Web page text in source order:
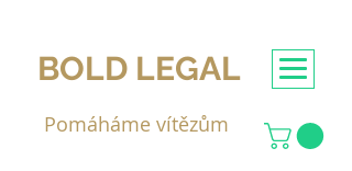
BOLD LEGAL
Pomáháme vítězům